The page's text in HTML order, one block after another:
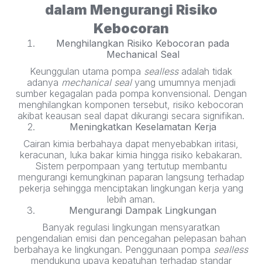
dalam Mengurangi Risiko
Kebocoran
Menghilangkan Risiko Kebocoran pada
Mechanical Seal
Keunggulan utama pompa seallessadalah tidak
adanya mechanical sealyang umumnya menjadi
sumber kegagalan pada pompa konvensional. Dengan
menghilangkan komponen tersebut, risiko kebocoran
akibat keausan seal dapat dikurangi secara signifikan.
Meningkatkan Keselamatan Kerja
Cairan kimia berbahaya dapat menyebabkan iritasi,
keracunan, luka bakar kimia hingga risiko kebakaran.
Sistem perpompaan yang tertutup membantu
mengurangi kemungkinan paparan langsung terhadap
pekerja sehingga menciptakan lingkungan kerja yang
lebih aman.
Mengurangi Dampak Lingkungan
Banyak regulasi lingkungan mensyaratkan
pengendalian emisi dan pencegahan pelepasan bahan
berbahaya ke lingkungan. Penggunaan pompa sealless
mendukung upaya kepatuhan terhadap standar